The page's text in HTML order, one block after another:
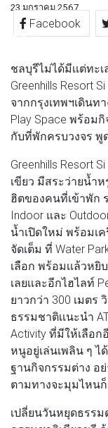
23 มกราคม 2567
Facebook
ชลบุรีไม่ได้มีเเต่ทะ
Greenhills Resort
จากกรุงเทพฯเดินท
Play Space พร้อม
กับที่พักครบวงจร พู
Greenhills Resort
เขียว มีสระว่ายนํ้า
ฮิตของคนที่เข้าพัก
Indoor และ
นํ้าเปิดใหม่ พร้อมเ
จัดเต็ม ที่ Water
เลือก พร้อมเเล้วห
เลยเเละอีกไฮไลท์
ยาวกว่า 300 เมตร
ธรรมชาติเเนะนำ
Activity ที่มีให้เลือ
หนูอยู่เล่นเพลิน ๆ ไ
ฐานกิจกรรมต่าง อย่
ตามทางจะมุมไหน
เปลี่ยนวันหยุดธรร